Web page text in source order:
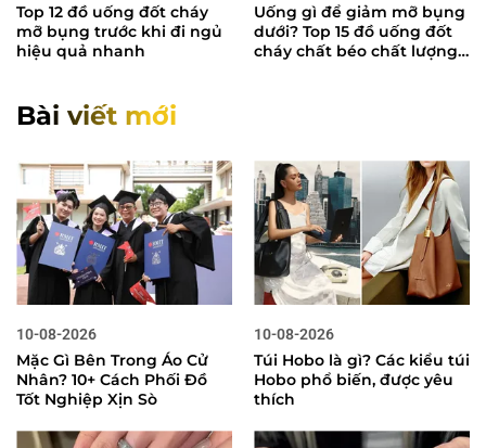
Top 12 đồ uống đốt cháy
mỡ bụng trước khi đi ngủ
hiệu quả nhanh
Uống gì để giảm mỡ bụng
dưới? Top 15 đồ uống đốt
cháy chất béo chất lượng
Bài viết mới
10-08-2026
Mặc Gì Bên Trong Áo Cử
Nhân? 10+ Cách Phối Đồ
Tốt Nghiệp Xịn Sò
10-08-2026
Túi Hobo là gì? Các kiểu túi
Hobo phổ biến, được yêu
thích